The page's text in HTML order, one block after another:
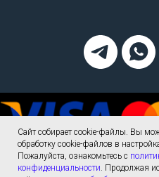
Сайт собирает cookie-файлы. Вы
обработку cookie-файлов в
Пожалуйста, ознакомьтесь с
конфиденциальности. Продолжая
Made on